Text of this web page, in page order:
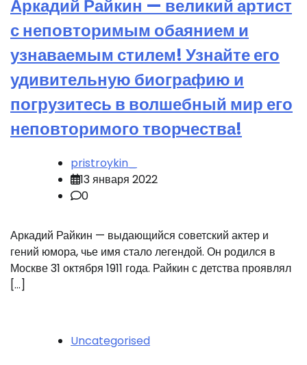
Аркадий Райкин — великий артист
с неповторимым обаянием и
узнаваемым стилем! Узнайте его
удивительную биографию и
погрузитесь в волшебный мир его
неповторимого творчества!
pristroykin_
13 января 2022
0
Аркадий Райкин — выдающийся советский актер и
гений юмора, чье имя стало легендой. Он родился в
Москве 31 октября 1911 года. Райкин с детства проявлял
[…]
Uncategorised